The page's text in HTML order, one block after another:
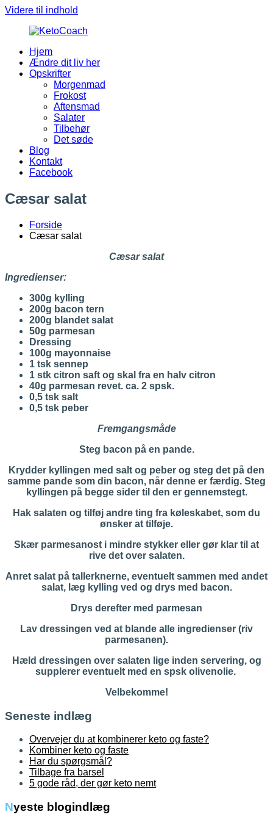
Videre til indhold
KetoCoach
Hjem
Ændre dit liv her
Opskrifter
Morgenmad
Frokost
Aftensmad
Salater
Tilbehør
Det søde
Blog
Kontakt
Facebook
Cæsar salat
Forside
Cæsar salat
Cæsar salat
Ingredienser:
300g kylling
200g bacon tern
200g blandet salat
50g parmesan
Dressing
100g mayonnaise
1 tsk sennep
1 stk citron saft og skal fra en halv citron
40g parmesan revet. ca. 2 spsk.
0,5 tsk salt
0,5 tsk peber
Fremgangsmåde
Steg bacon på en pande.
Krydder kyllingen med salt og peber og steg det på den
samme pande som din bacon, når denne er færdig. Steg
kyllingen på begge sider til den er gennemstegt.
Hak salaten og tilføj andre ting fra køleskabet, som du
ønsker at tilføje.
Skær parmesanost i mindre stykker eller gør klar til at
rive det over salaten.
Anret salat på tallerknerne, eventuelt sammen med andet
salat, læg kylling ved og drys med bacon.
Drys derefter med parmesan
Lav dressingen ved at blande alle ingredienser (riv
parmesanen).
Hæld dressingen over salaten lige inden servering, og
supplerer eventuelt med en spsk olivenolie.
Velbekomme!
Seneste indlæg
Overvejer du at kombinerer keto og faste?
Kombiner keto og faste
Har du spørgsmål?
Tilbage fra barsel
5 gode råd, der gør keto nemt
Nyeste blogindlæg